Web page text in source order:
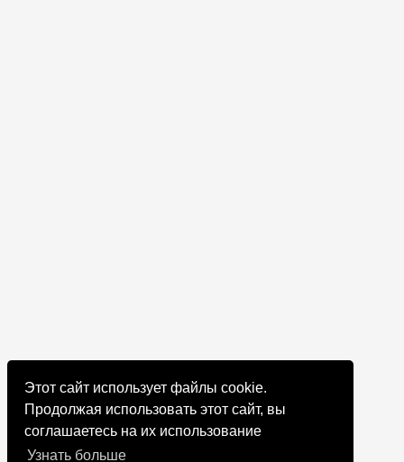
Этот сайт использует файлы cookie.
Продолжая использовать этот сайт, вы
соглашаетесь на их использование
Узнать больше